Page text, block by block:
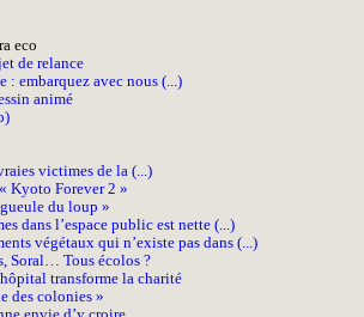
eco
de relance
: embarquez avec nous (...)
animé
victimes de la (...)
Kyoto Forever 2 »
du loup »
dans l’espace public est nette (...)
végétaux qui n’existe pas dans (...)
Soral… Tous écolos ?
transforme la charité
des colonies »